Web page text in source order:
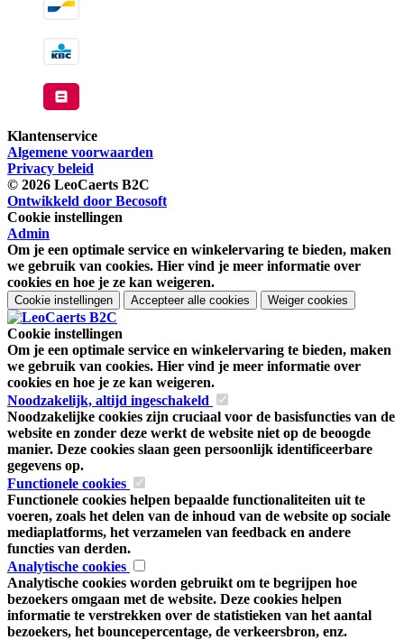
Klantenservice
Algemene voorwaarden
Privacy beleid
© 2026 LeoCaerts B2C
Ontwikkeld door Becosoft
Cookie instellingen
Admin
Om je een optimale service en winkelervaring te bieden, maken
we gebruik van cookies. Hier vind je meer informatie over
cookies en hoe je ze kan weigeren.
Cookie instellingen Accepteer alle cookies Weiger cookies
Cookie instellingen
Om je een optimale service en winkelervaring te bieden, maken
we gebruik van cookies. Hier vind je meer informatie over
cookies en hoe je ze kan weigeren.
Noodzakelijk, altijd ingeschakeld
Noodzakelijke cookies zijn cruciaal voor de basisfuncties van de
website en zonder deze werkt de website niet op de beoogde
manier. Deze cookies slaan geen persoonlijk identificeerbare
gegevens op.
Functionele cookies
Functionele cookies helpen bepaalde functionaliteiten uit te
voeren, zoals het delen van de inhoud van de website op sociale
mediaplatforms, het verzamelen van feedback en andere
functies van derden.
Analytische cookies
Analytische cookies worden gebruikt om te begrijpen hoe
bezoekers omgaan met de website. Deze cookies helpen
informatie te verstrekken over de statistieken van het aantal
bezoekers, het bouncepercentage, de verkeersbron, enz.